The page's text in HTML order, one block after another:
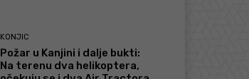
KONJIC
Požar u Kanjini i dalje bukti:
Na terenu dva helikoptera,